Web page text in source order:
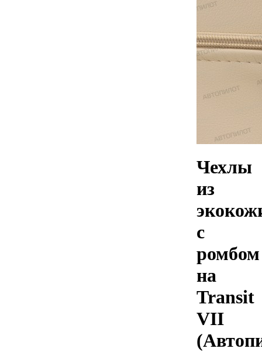
Чехлы
из
с
ромбом
на
Transit
VII